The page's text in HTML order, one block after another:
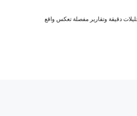
دقيقة وتقارير مفصلة تعكس واقع